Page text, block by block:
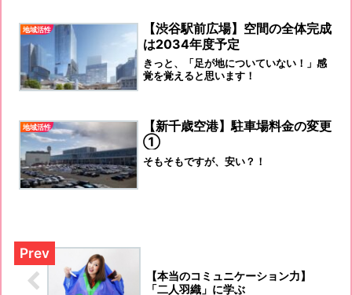
「様子見」が続いています。
地域活性
【渋谷駅前広場】空間の全体完成
は2034年度予定
きっと、「足が地についていない！」感
覚を覚えると思います！
地域活性
【新千歳空港】駐車場料金の変更
①
そもそもですが、安い？！
【本当のコミュニケーション力】
「二人羽織」に学ぶ